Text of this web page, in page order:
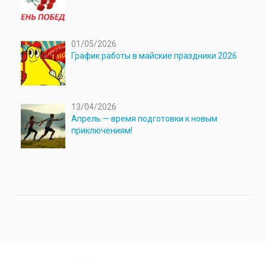
01/05/2026
График работы в майские праздники 2026
13/04/2026
Апрель — время подготовки к новым
приключениям!